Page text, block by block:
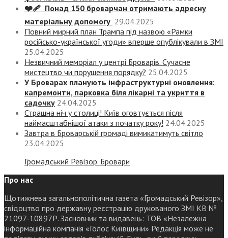
❤️‍🩹 Понад 150 броварчан отримають адресну
матеріальну допомогу 29.04.2025
Повний мирний план Трампа під назвою «‎Рамки
російсько-української угоди» вперше опублікували в ЗМІ
25.04.2025
Незвичний меморіал у центрі Броварів. Сучасне
мистецтво чи порушення порядку? 25.04.2025
У Броварах планують інфраструктурні оновлення:
капремонти, парковка біля лікарні та укриття в
садочку 24.04.2025
Страшна ніч у столиці! Київ оговтується після
наймасштабнішої атаки з початку року! 24.04.2025
Завтра в Броварській громаді вимикатимуть світло
23.04.2025
Громадський Ревізор. Бровари
Про нас
Щотижнева загальнополітична газета «Громадський Ревізор»,
свідоцтво про державну реєстрацію друкованого ЗМІ КВ №
21097-10897Р. Засновник та видавець: ТОВ «Незалежна
інформаційна компанія «Голос Київщини» Редакція може не